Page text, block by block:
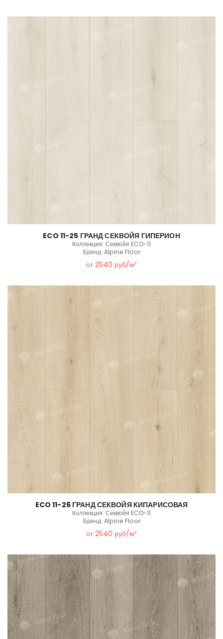
ECO 11-25 ГРАНД СЕКВОЙЯ ГИПЕРИОН
Коллекция: Секвойя ECO-11
Бренд: Alpine Floor
от 2540 руб/м²
ECO 11-26 ГРАНД СЕКВОЙЯ КИПАРИСОВАЯ
Коллекция: Секвойя ECO-11
Бренд: Alpine Floor
от 2540 руб/м²